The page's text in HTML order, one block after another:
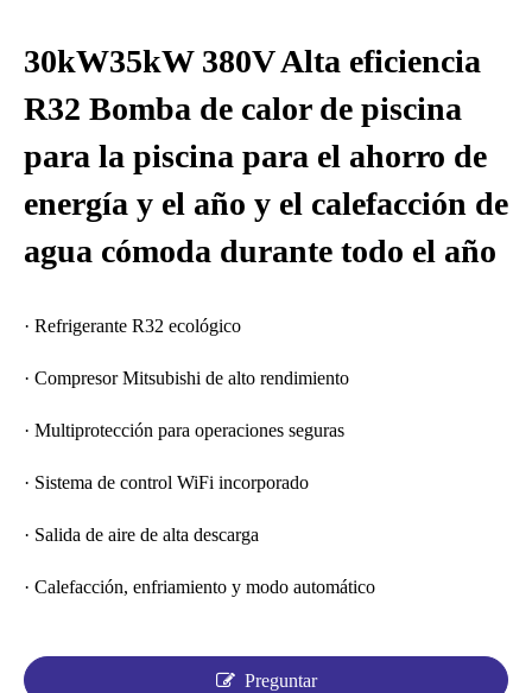
30kW35kW 380V Alta eficiencia
R32 Bomba de calor de piscina
para la piscina para el ahorro de
energía y el año y el calefacción de
agua cómoda durante todo el año
· Refrigerante R32 ecológico
· Compresor Mitsubishi de alto rendimiento
· Multiprotección para operaciones seguras
· Sistema de control WiFi incorporado
· Salida de aire de alta descarga
· Calefacción, enfriamiento y modo automático
Preguntar